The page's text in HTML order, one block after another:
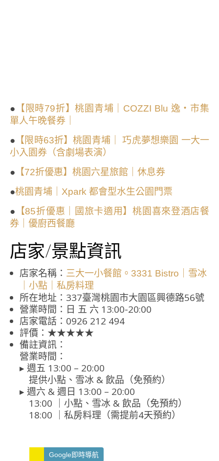
● 【限時79折】桃園青埔｜COZZI Blu 逸・市集
單人午晚餐券｜
● 【限時63折】桃園青埔｜ 巧虎夢想樂園 一大一
小入園券（含劇場表演）
● 【72折優惠】桃園六星旅館｜休息券
●桃園青埔｜Xpark 都會型水生公園門票
● 【85折優惠｜國旅卡適用】桃園喜來登酒店餐
券｜優廚西餐廳
店家/景點資訊
店家名稱： 三大一小餐館。3331 Bistro｜雪冰
｜小點｜私房料理
所在地址：337臺灣桃園市大園區興德路56號
營業時間：日 五 六 13:00-20:00
店家電話：0926 212 494
評價：★★★★★
備註資訊：
營業時間：
▸ 週五 13:00 – 20:00
提供小點、雪冰 & 飲品（免預約）
▸ 週六 & 週日 13:00 – 20:00
13:00 ｜小點、雪冰 & 飲品（免預約）
18:00 ｜私房料理（需提前4天預約）
Google即時導航